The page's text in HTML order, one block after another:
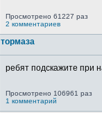
Просмотрено 61227 раз
2 комментариев
тормаза
ребят подскажите при
Просмотрено 106961 раз
1 комментарий